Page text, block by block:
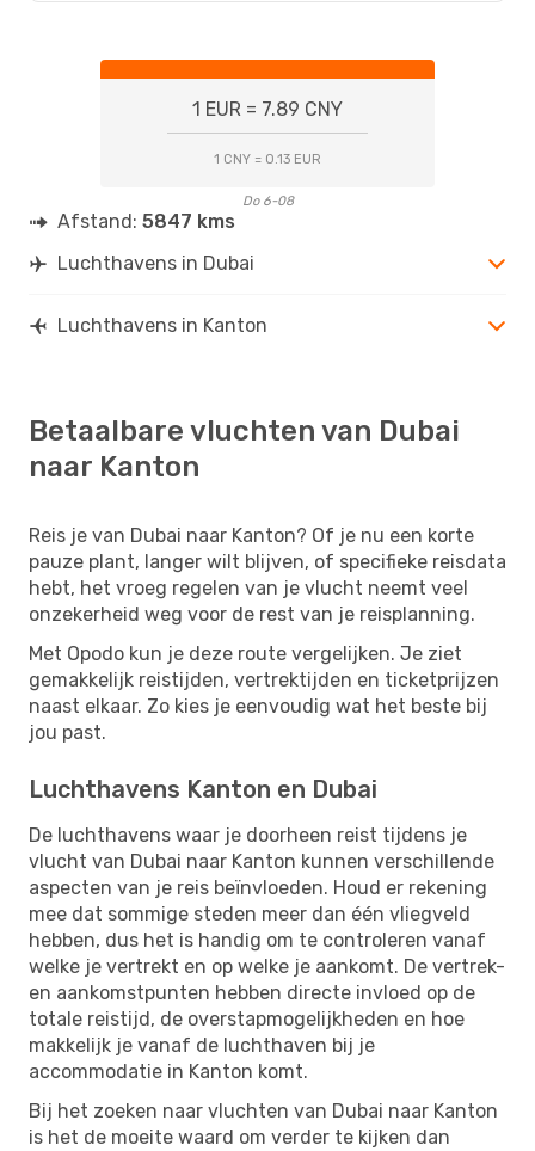
1 EUR = 7.89 CNY
1 CNY = 0.13 EUR
Do 6-08
Afstand: 5847 kms
Luchthavens in Dubai
Luchthavens in Kanton
Betaalbare vluchten van Dubai
naar Kanton
Reis je van Dubai naar Kanton? Of je nu een korte
pauze plant, langer wilt blijven, of specifieke reisdata
hebt, het vroeg regelen van je vlucht neemt veel
onzekerheid weg voor de rest van je reisplanning.
Met Opodo kun je deze route vergelijken. Je ziet
gemakkelijk reistijden, vertrektijden en ticketprijzen
naast elkaar. Zo kies je eenvoudig wat het beste bij
jou past.
Luchthavens Kanton en Dubai
De luchthavens waar je doorheen reist tijdens je
vlucht van Dubai naar Kanton kunnen verschillende
aspecten van je reis beïnvloeden. Houd er rekening
mee dat sommige steden meer dan één vliegveld
hebben, dus het is handig om te controleren vanaf
welke je vertrekt en op welke je aankomt. De vertrek-
en aankomstpunten hebben directe invloed op de
totale reistijd, de overstapmogelijkheden en hoe
makkelijk je vanaf de luchthaven bij je
accommodatie in Kanton komt.
Bij het zoeken naar vluchten van Dubai naar Kanton
is het de moeite waard om verder te kijken dan